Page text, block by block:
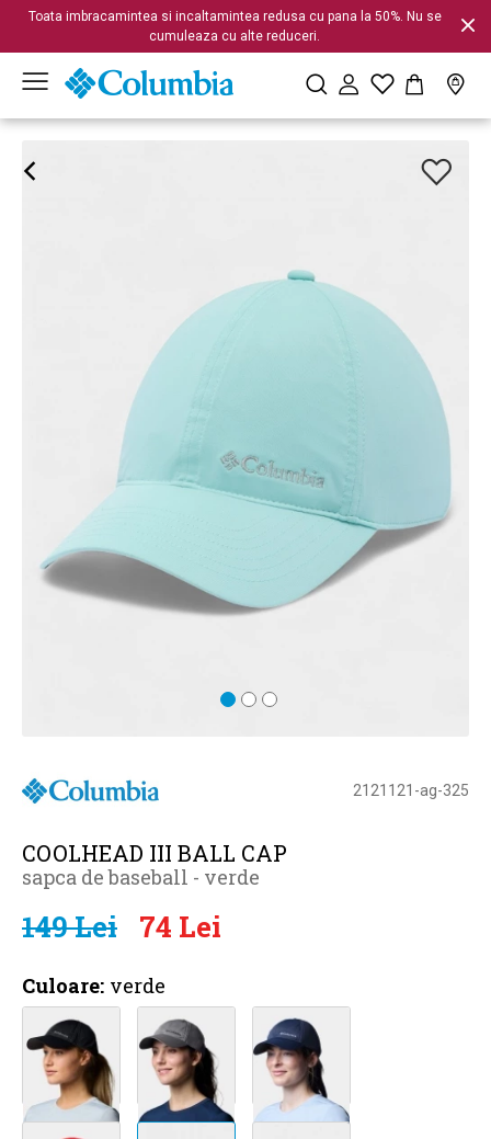
Toata imbracamintea si incaltamintea redusa cu pana la 50%. Nu se
cumuleaza cu alte reduceri.
2121121-ag-325
COOLHEAD III BALL CAP
sapca de baseball - verde
149 Lei 74 Lei
Culoare: verde